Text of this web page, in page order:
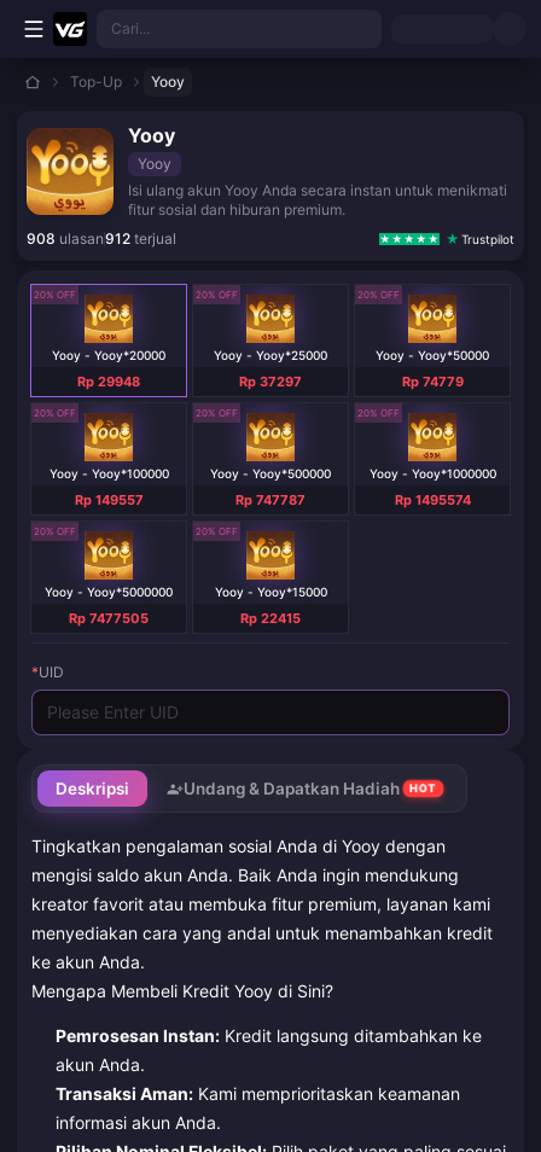
Lewati ke konten utama
Cari...
Top-Up Yooy
Yooy
Yooy
Isi ulang akun Yooy Anda secara instan untuk menikmati
fitur sosial dan hiburan premium.
908 ulasan912 terjual Trustpilot
Deskripsi Undang & Dapatkan Hadiah HOT
Tingkatkan pengalaman sosial Anda di Yooy dengan
mengisi saldo akun Anda. Baik Anda ingin mendukung
kreator favorit atau membuka fitur premium, layanan kami
menyediakan cara yang andal untuk menambahkan kredit
ke akun Anda.
Mengapa Membeli Kredit Yooy di Sini?
Pemrosesan Instan:Kredit langsung ditambahkan ke
akun Anda.
Transaksi Aman:Kami memprioritaskan keamanan
informasi akun Anda.
20% OFF
Yooy - Yooy*20000
Rp 29948
20% OFF
Yooy - Yooy*25000
Rp 37297
20% OFF
Yooy - Yooy*50000
Rp 74779
20% OFF
Yooy - Yooy*100000
Rp 149557
20% OFF
Yooy - Yooy*500000
Rp 747787
20% OFF
Yooy - Yooy*1000000
Rp 1495574
20% OFF
Yooy - Yooy*5000000
Rp 7477505
20% OFF
Yooy - Yooy*15000
Rp 22415
*UID